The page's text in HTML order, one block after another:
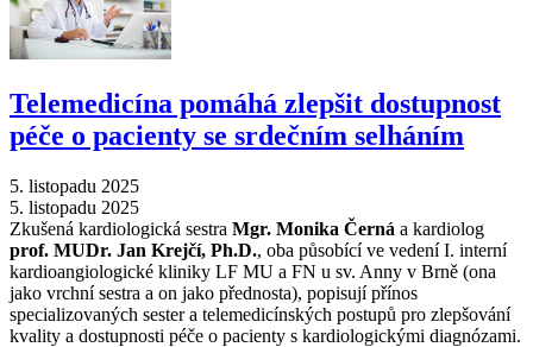
Telemedicína pomáhá zlepšit dostupnost
péče o pacienty se srdečním selháním
5. listopadu 2025
5. listopadu 2025
Zkušená kardiologická sestra Mgr. Monika Černá a kardiolog
prof. MUDr. Jan Krejčí, Ph.D., oba působící ve vedení I. interní
kardioangiologické kliniky LF MU a FN u sv. Anny v Brně (ona
jako vrchní sestra a on jako přednosta), popisují přínos
specializovaných sester a telemedicínských postupů pro zlepšování
kvality a dostupnosti péče o pacienty s kardiologickými diagnózami.